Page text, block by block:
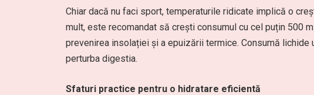
Chiar dacă nu faci sport, temperaturile ridicate implică o
mult, este recomandat să crești consumul cu cel puțin 500
prevenirea insolației și a epuizării termice. Consumă
perturba digestia.
Sfaturi practice pentru o hidratare eficientă